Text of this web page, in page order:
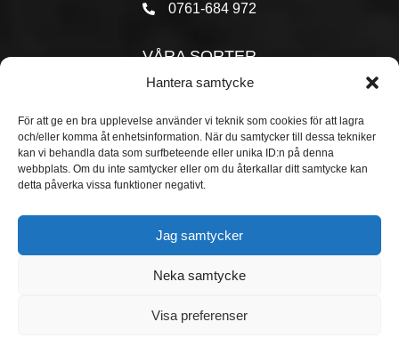
Hantera samtycke
För att ge en bra upplevelse använder vi teknik som cookies för att lagra
och/eller komma åt enhetsinformation. När du samtycker till dessa tekniker
kan vi behandla data som surfbeteende eller unika ID:n på denna
webbplats. Om du inte samtycker eller om du återkallar ditt samtycke kan
detta påverka vissa funktioner negativt.
Jag samtycker
Neka samtycke
Visa preferenser
0761-684 972
VÅRA SORTER
Original
Hot Chili
TIPSA ANDRA
Beställ senap
© 2026 Rogers Sötstarka Senap AB